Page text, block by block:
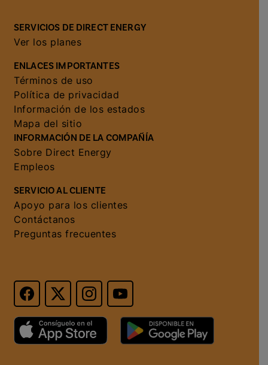
SERVICIOS DE DIRECT ENERGY
Ver los planes
ENLACES IMPORTANTES
Términos de uso
Política de privacidad
Información de los estados
Mapa del sitio
INFORMACIÓN DE LA COMPAÑÍA
Sobre Direct Energy
Empleos
SERVICIO AL CLIENTE
Apoyo para los clientes
Contáctanos
Preguntas frecuentes